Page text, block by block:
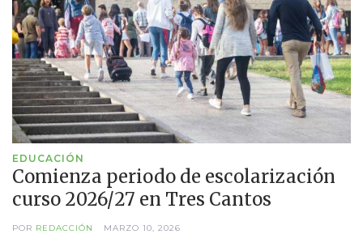
EDUCACIÓN
Comienza periodo de escolarización
curso 2026/27 en Tres Cantos
POR REDACCIÓN MARZO 10, 2026